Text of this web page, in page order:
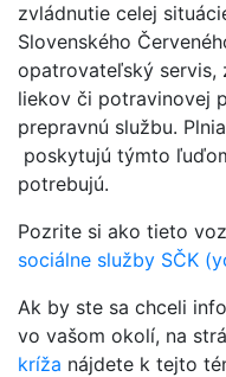
zvládnutie celej
Slovenského
opatrovateľský servis,
liekov či potravinovej
prepravnú službu.
poskytujú týmto
potrebujú.
Pozrite si ako tieto
sociálne služby SČK
Ak by ste sa chceli
vo vašom okolí, na
kríža nájdete k tejto